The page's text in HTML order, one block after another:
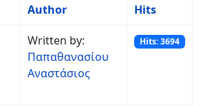
Author Hits
Written by:
Παπαθανασίου
Αναστάσιος
Hits: 3694